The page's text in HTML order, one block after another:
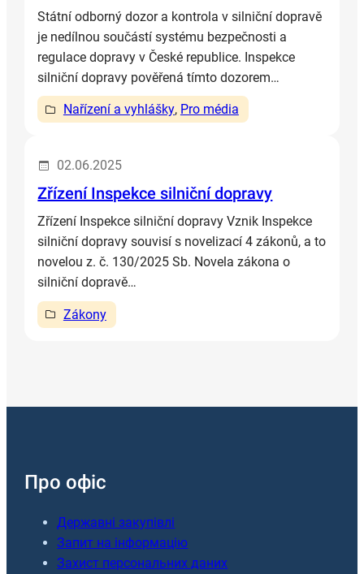
Státní odborný dozor a kontrola v silniční dopravě
je nedílnou součástí systému bezpečnosti a
regulace dopravy v České republice. Inspekce
silniční dopravy pověřená tímto dozorem…
Nařízení a vyhlášky, Pro média
02.06.2025
Zřízení Inspekce silniční dopravy
Zřízení Inspekce silniční dopravy Vznik Inspekce
silniční dopravy souvisí s novelizací 4 zákonů, a to
novelou z. č. 130/2025 Sb. Novela zákona o
silniční dopravě…
Zákony
Про офіс
Державні закупівлі
Запит на інформацію
Захист персональних даних